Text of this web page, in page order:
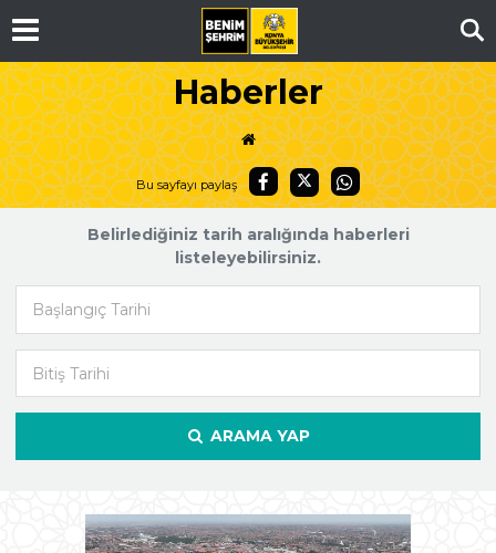
Haberler
Bu sayfayı paylaş
Belirlediğiniz tarih aralığında haberleri
listeleyebilirsiniz.
ARAMA YAP